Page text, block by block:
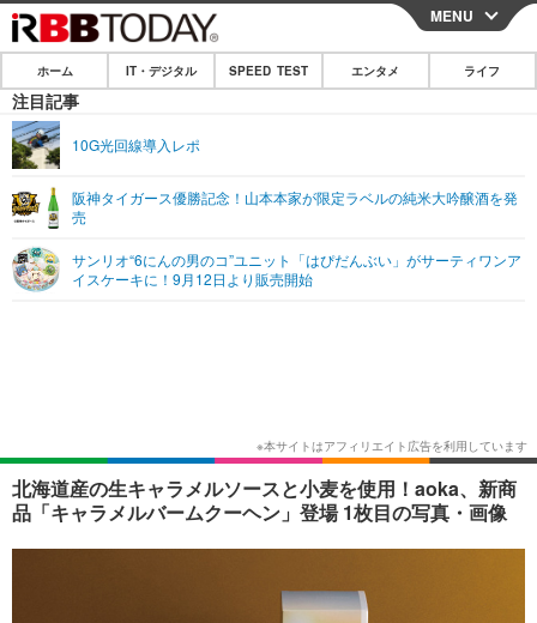
CLOSE
ホーム
IT・デジタル
ショッピング その他
エンタメ
エンタメTOP
ショッピング その他
ライフ
MENU
ホーム IT・デジタル SPEED TEST エンタメ ライフ
注目記事
10G光回線導入レポ
阪神タイガース優勝記念！山本本家が限定ラベルの純米大吟醸酒を発
売
サンリオ“6にんの男のコ”ユニット「はぴだんぶい」がサーティワンア
イスケーキに！9月12日より販売開始
北海道産の生キャラメルソースと小麦を使用！aoka、新商
品「キャラメルバームクーヘン」登場 1枚目の写真・画像